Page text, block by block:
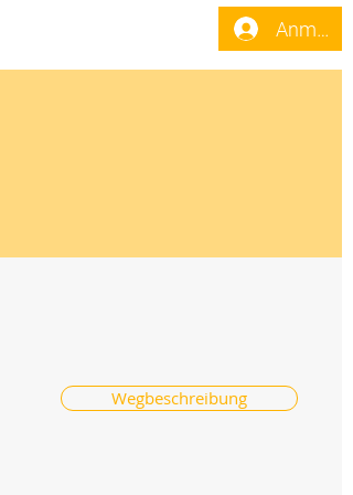
Anmelden
Wegbeschreibung